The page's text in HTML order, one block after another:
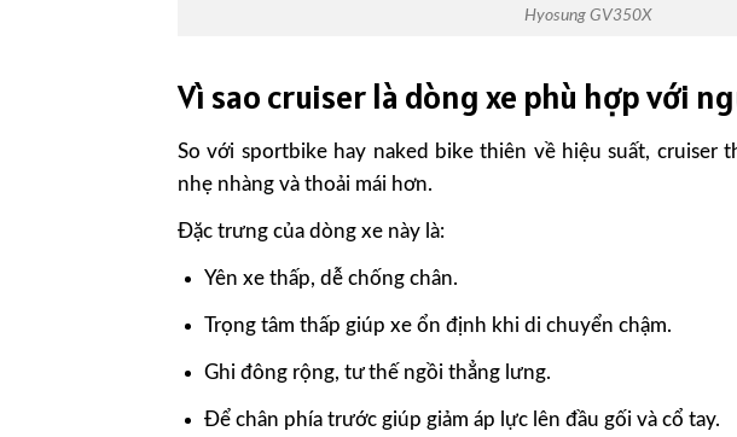
Hyosung GV350X
Vì sao cruiser là dòng xe phù hợp với
So với sportbike hay naked bike thiên về hiệu suất, cruiser
nhẹ nhàng và thoải mái hơn.
Đặc trưng của dòng xe này là:
Yên xe thấp, dễ chống chân.
Trọng tâm thấp giúp xe ổn định khi di chuyển chậm.
Ghi đông rộng, tư thế ngồi thẳng lưng.
Để chân phía trước giúp giảm áp lực lên đầu gối và cổ tay.